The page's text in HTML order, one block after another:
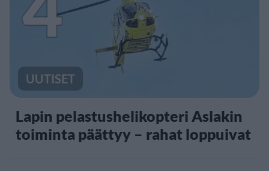
UUTISET
Lapin pelastushelikopteri Aslakin
toiminta päättyy – rahat loppuivat